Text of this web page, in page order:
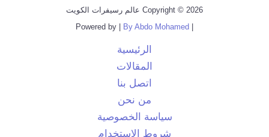
Copyright © 2026 عالم رسيفرات الكويت
| Powered by |
By Abdo Mohamed
الرئيسية
المقالات
اتصل بنا
من نحن
سياسة الخصوصية
شروط الاستخدام